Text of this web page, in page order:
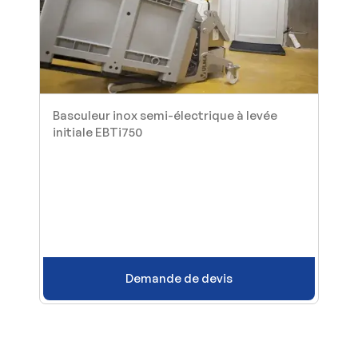
Basculeur inox semi-électrique à levée
initiale EBTi750
Demande de devis